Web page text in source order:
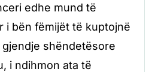
edhe mund të
i bën fëmijët të kuptojnë
shëndetësore
i ndihmon ata të